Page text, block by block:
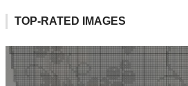
TOP-RATED IMAGES